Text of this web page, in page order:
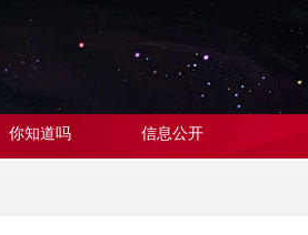
你知道吗 信息公开